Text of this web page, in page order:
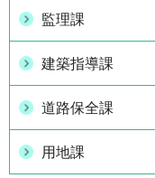
監理課
建築指導課
道路保全課
用地課